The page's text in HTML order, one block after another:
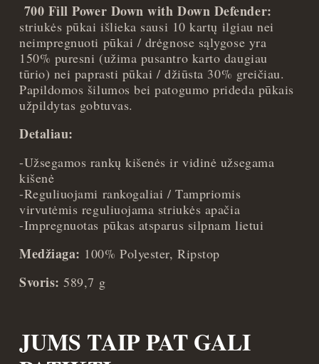
700 Fill Power Down with Down Defender:
striukės pūkai išlieka sausi 10 kartų ilgiau nei
neimpregnuoti pūkai / drėgnose sąlygose yra
150% puresni (užima pusantro karto daugiau
tūrio) nei paprasti pūkai / džiūsta 30% greičiau.
Papildomos šilumos bei patogumo prideda pūkais
užpildytas gobtuvas.
Detaliau:
-Užsegamos rankų kišenės ir vidinė užsegama
kišenė
-Reguliuojami rankogaliai / Tampriomis
virvutėmis reguliuojama striukės apačia
-Impregnuotas pūkas atsparus silpnam lietui
Medžiaga: 100% Polyester, Ripstop
Svoris:589,7 g
JUMS TAIP PAT GALI